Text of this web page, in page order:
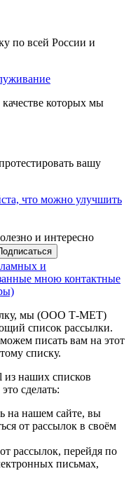
по всей России и
которых мы
вашу
что можно улучшить
и интересно
и
мною контактные
мы (ООО Т-МЕТ)
список рассылки.
писать вам на этот
списку.
из наших списков
сделать:
на нашем сайте, вы
от рассылок в своём
рассылок, перейдя по
письмах,